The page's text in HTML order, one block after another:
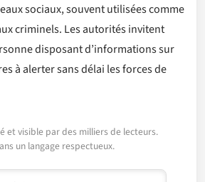
sociaux, souvent utilisées comme
criminels. Les autorités invitent
disposant d’informations sur
à alerter sans délai les forces de
et visible par des milliers de lecteurs.
un langage respectueux.